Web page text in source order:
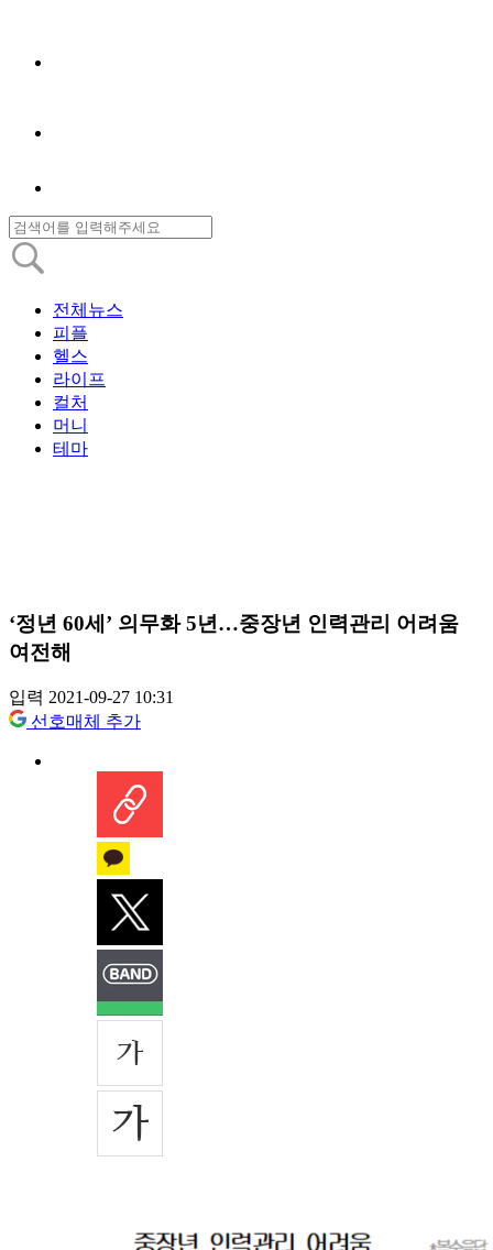
전체뉴스
피플
헬스
라이프
컬처
머니
테마
‘정년 60세’ 의무화 5년…중장년 인력관리 어려움
여전해
입력 2021-09-27 10:31
선호매체 추가